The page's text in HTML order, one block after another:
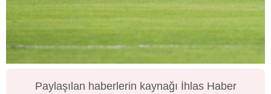
Paylaşılan haberlerin kaynağı İhlas Haber